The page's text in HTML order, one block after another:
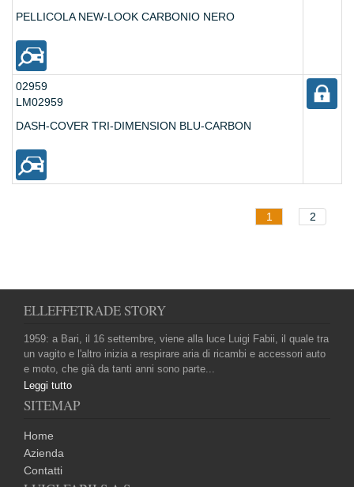
PELLICOLA NEW-LOOK CARBONIO NERO
02959
LM02959
DASH-COVER TRI-DIMENSION BLU-CARBON
1 2
ELLEFFETRADE STORY
1959: a Bari, il 16 settembre, viene alla luce Luigi Fabii, il quale tra
un vagito e l'altro inizia a respirare aria di ricambi e accessori auto
e moto, che già da tanti anni sono parte...
Leggi tutto
SITEMAP
Home
Azienda
Contatti